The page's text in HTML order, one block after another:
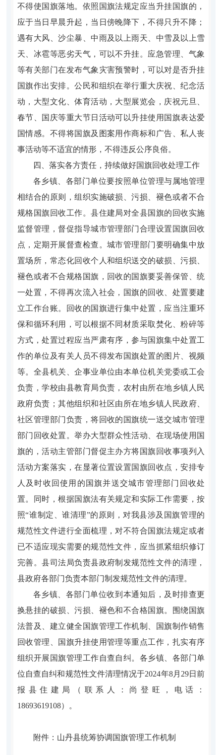
不得使国旗落地。依照国旗法规定应当升挂国旗的，
应于当日早晨升起，当日傍晚降下，不得只升不降；
遇有大风、沙尘暴、中雨及以上雨天、中雪及以上雪
天、冰雹等恶劣天气，可以不升挂。应急管理、气象
等有关部门在发布气象灾害预警时，可以对是否升挂
国旗作出安排。公民和组织在举行重大庆祝、纪念活
动，大型文化、体育活动，大型展览会，庆祝元旦、
春节、国庆等重大节日活动可以升挂使用国旗表达爱
国情感。不得将国旗及图案用作商标和广告、私人丧
事活动等不适宜的情形，不得违反公序良俗。
四、落实各方责任，持续做好国旗回收处理工作
各乡镇、各部门单位要按照单位管理与属地管理
相结合的原则，组织实施破损、污损、褪色或者不合
规格国旗回收工作。县住建局对全县国旗的回收实施
监督管理，督促指导城市管理部门合理设置国旗回收
点，定期开展督查检查。城市管理部门要明确集中放
置场所，常态化回收个人和组织送交的破损、污损、
褪色或者不合规格国旗，回收的国旗要妥善保管、统
一处置，不得再次流入社会，国旗的回收、处置要建
立工作台账。回收的国旗进行集中处置，应当注重环
保和循环利用，可以根据不同材质采取焚化、粉碎等
方式，处置过程应当严肃有序，参与国旗集中处置工
作的单位及有关人员不得发布国旗处置的图片、视频
等。全县机关、企事业单位由本单位机关党委或工会
负责，学校由县教育局负责，农村由所在地乡镇人民
政府负责；其他组织和社区由所在地乡镇人民政府、
社区管理部门负责，将回收的国旗统一送交城市管理
部门回收处置。举办大型群众性活动、在现场使用国
旗的，活动主管部门督促主办方将国旗回收事项列入
活动方案落实，在显著位置设置国旗回收点，安排专
人及时收回使用的国旗并送交城市管理部门回收处
置。同时，根据国旗法有关规定和实际工作需要，按
照“谁制定、谁清理”的原则，对我县涉及国旗管理的
规范性文件进行全面梳理，对不符合国旗法规定或者
已不适应现实需要的规范性文件，应当抓紧组织修订
完善。县司法局负责县政府制发规范性文件的清理，
县政府各部门负责本部门制发规范性文件的清理。
各乡镇、各部门单位收到本通知后，及时排查更
换悬挂的破损、污损、褪色和不合格国旗。围绕国旗
法普及、建立健全国旗管理工作机制、国旗制作销售
回收管理、国旗升挂使用管理等重点工作，扎实有序
组织开展国旗管理工作自查自纠。各乡镇、各部门单
位自查自纠和规范性文件清理情况于2024年8月29日前
报县住建局（联系人：尚登旺，电话：
18693619108）。
附件：山丹县统筹协调国旗管理工作机制